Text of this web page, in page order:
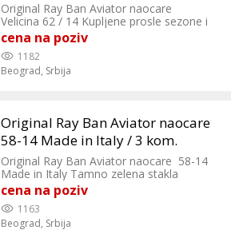
Original Ray Ban Aviator naocare
Velicina 62 / 14 Kupljene prosle sezone i
placene 19.999 din. ( zadnja slika ) TOP
cena na poziv
1182
Beograd, Srbija
Original Ray Ban Aviator naocare
58-14 Made in Italy / 3 kom.
Original Ray Ban Aviator naocare 58-14
Made in Italy Tamno zelena stakla
Kupljene prosle sezone , sada kostaju
200€ TOP Original Ray Ban naocare
POLARIZOVANA stakla Model AVIATOR
Made in Italy Velicina 58 / 14 Kupljene
cena na poziv
1163
Beograd, Srbija